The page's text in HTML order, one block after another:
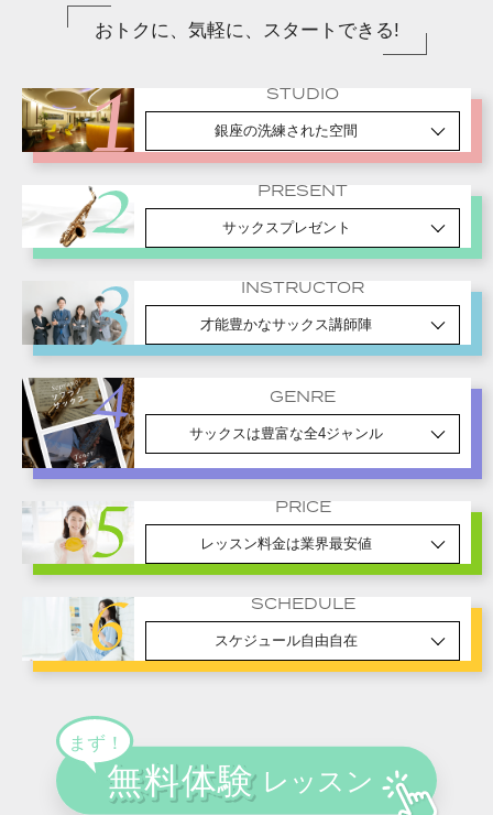
おトクに、気軽に、スタートできる!
STUDIO
銀座の洗練された空間
PRESENT
サックスプレゼント
INSTRUCTOR
才能豊かなサックス講師陣
GENRE
サックスは豊富な全4ジャンル
PRICE
レッスン料金は業界最安値
SCHEDULE
スケジュール自由自在